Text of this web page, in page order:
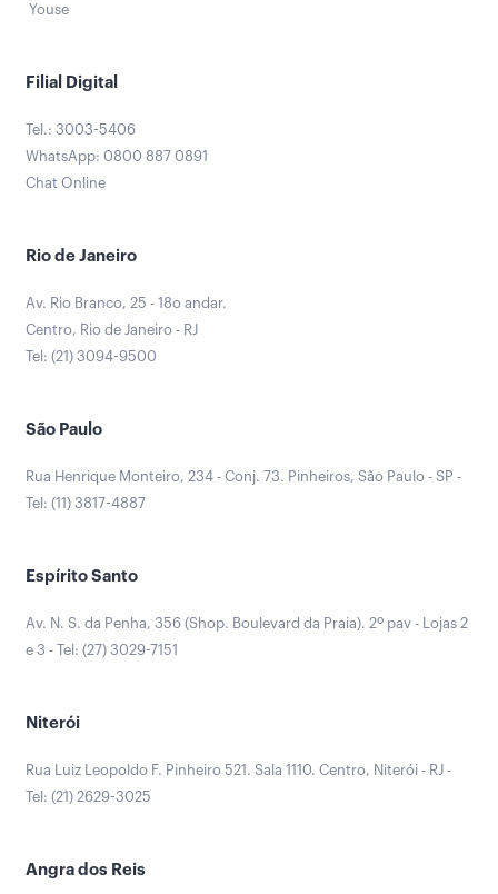
Youse
Filial Digital
Tel.: 3003-5406
WhatsApp: 0800 887 0891
Chat Online
Rio de Janeiro
Av. Rio Branco, 25 - 18o andar.
Centro, Rio de Janeiro - RJ
Tel: (21) 3094-9500
São Paulo
Rua Henrique Monteiro, 234 - Conj. 73. Pinheiros, São Paulo - SP -
Tel: (11) 3817-4887
Espírito Santo
Av. N. S. da Penha, 356 (Shop. Boulevard da Praia). 2º pav - Lojas 2
e 3 - Tel: (27) 3029-7151
Niterói
Rua Luiz Leopoldo F. Pinheiro 521. Sala 1110. Centro, Niterói - RJ -
Tel: (21) 2629-3025
Angra dos Reis